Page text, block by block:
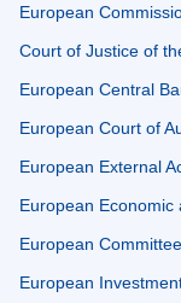
European
Court of Justice of
European Central
European Court of
European External
European Economic
European
European